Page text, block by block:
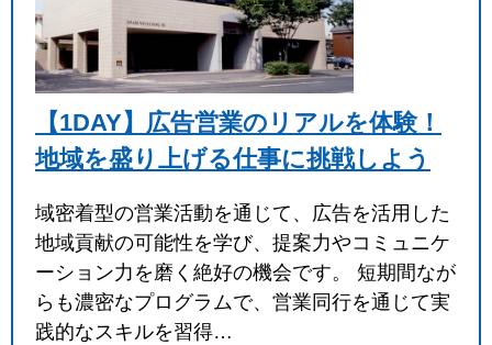
【1DAY】広告営業のリアルを体験！
地域を盛り上げる仕事に挑戦しよう
域密着型の営業活動を通じて、広告を活用した
地域貢献の可能性を学び、提案力やコミュニケ
ーション力を磨く絶好の機会です。 短期間なが
らも濃密なプログラムで、営業同行を通じて実
践的なスキルを習得…